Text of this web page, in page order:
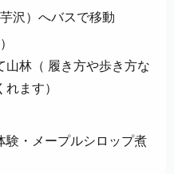
沢）へバスで移動
山林（ 履き方や歩き方な
ます）
験・メープルシロップ煮